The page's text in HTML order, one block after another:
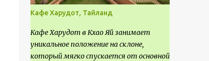
Кафе Харудот, Тайланд
Кафе Харудот в Кхао Яй занимает
уникальное положение на склоне,
который мягко спускается от основной